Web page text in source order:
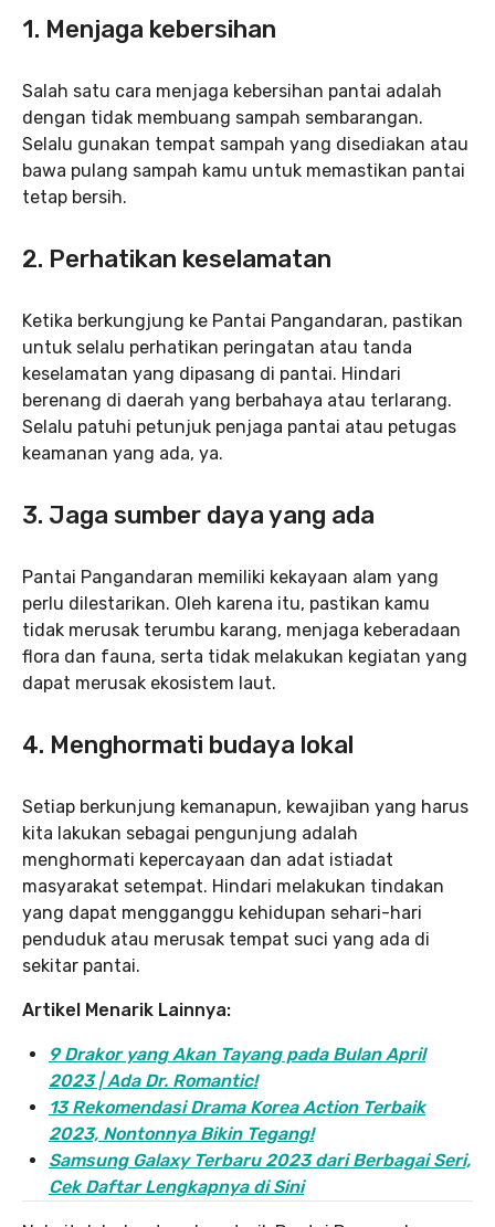
1. Menjaga kebersihan
Salah satu cara menjaga kebersihan pantai adalah
dengan tidak membuang sampah sembarangan.
Selalu gunakan tempat sampah yang disediakan atau
bawa pulang sampah kamu untuk memastikan pantai
tetap bersih.
2. Perhatikan keselamatan
Ketika berkungjung ke Pantai Pangandaran, pastikan
untuk selalu perhatikan peringatan atau tanda
keselamatan yang dipasang di pantai. Hindari
berenang di daerah yang berbahaya atau terlarang.
Selalu patuhi petunjuk penjaga pantai atau petugas
keamanan yang ada, ya.
3. Jaga sumber daya yang ada
Pantai Pangandaran memiliki kekayaan alam yang
perlu dilestarikan. Oleh karena itu, pastikan kamu
tidak merusak terumbu karang, menjaga keberadaan
flora dan fauna, serta tidak melakukan kegiatan yang
dapat merusak ekosistem laut.
4. Menghormati budaya lokal
Setiap berkunjung kemanapun, kewajiban yang harus
kita lakukan sebagai pengunjung adalah
menghormati kepercayaan dan adat istiadat
masyarakat setempat. Hindari melakukan tindakan
yang dapat mengganggu kehidupan sehari-hari
penduduk atau merusak tempat suci yang ada di
sekitar pantai.
Artikel Menarik Lainnya:
9 Drakor yang Akan Tayang pada Bulan April
2023 | Ada Dr. Romantic!
13 Rekomendasi Drama Korea Action Terbaik
2023, Nontonnya Bikin Tegang!
Samsung Galaxy Terbaru 2023 dari Berbagai Seri,
Cek Daftar Lengkapnya di Sini